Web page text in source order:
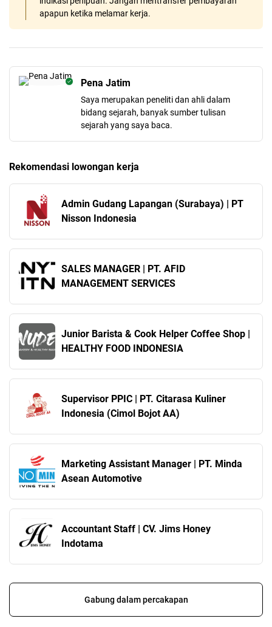
apapun ketika melamar kerja.
Pena Jatim
Saya merupakan peneliti dan ahli dalam
bidang sejarah, banyak sumber tulisan
sejarah yang saya baca.
Rekomendasi lowongan kerja
Admin Gudang Lapangan (Surabaya) | PT
Nisson Indonesia
SALES MANAGER | PT. AFID
MANAGEMENT SERVICES
Junior Barista & Cook Helper Coffee Shop |
HEALTHY FOOD INDONESIA
Supervisor PPIC | PT. Citarasa Kuliner
Indonesia (Cimol Bojot AA)
Marketing Assistant Manager | PT. Minda
Asean Automotive
Accountant Staff | CV. Jims Honey
Indotama
Gabung dalam percakapan